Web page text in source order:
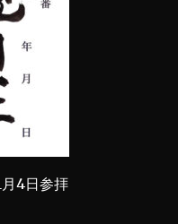
4日参拝